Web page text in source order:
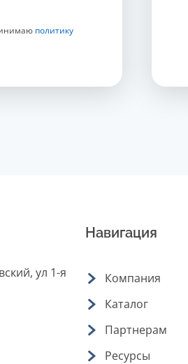
политику
ул 1-я
Навигация
Компания
Каталог
Партнерам
Ресурсы